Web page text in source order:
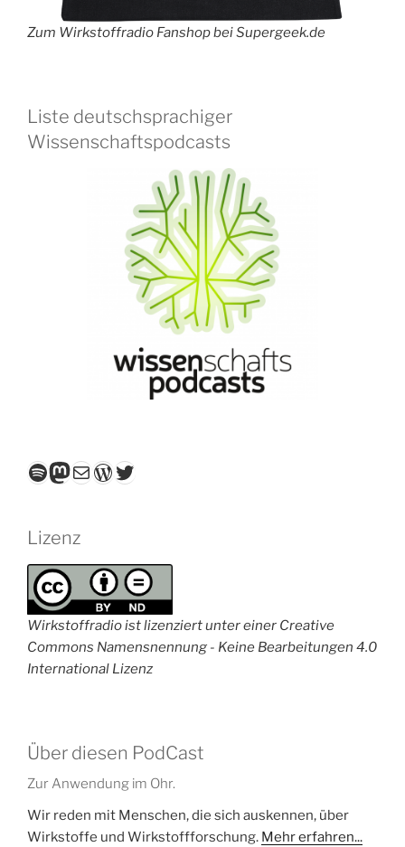
Zum Wirkstoffradio Fanshop bei Supergeek.de
Liste deutschsprachiger
Wissenschaftspodcasts
Spotify
Mastodon
E-MailWordPress
Twitter
Lizenz
Wirkstoffradio ist lizenziert unter einer Creative
Commons Namensnennung - Keine Bearbeitungen 4.0
International Lizenz
Über diesen PodCast
Zur Anwendung im Ohr.
Wir reden mit Menschen, die sich auskennen, über
Wirkstoffe und Wirkstoffforschung. Mehr erfahren...